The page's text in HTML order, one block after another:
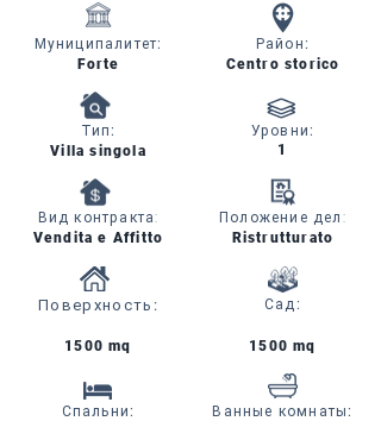
Муниципалитет:
Forte
Район:
Centro storico
Тип:
Villa singola
Вид контракта:
Vendita e Affitto
Уровни:
1
Положение дел:
Ristrutturato
Поверхность : Сад:
1500 mq
Спальни:
1500 mq
Ванные комнаты: